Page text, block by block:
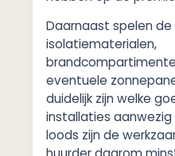
Daarnaast spelen
isolatiematerialen,
eventuele
duidelijk zijn welke
installaties aanwezig
loods zijn de